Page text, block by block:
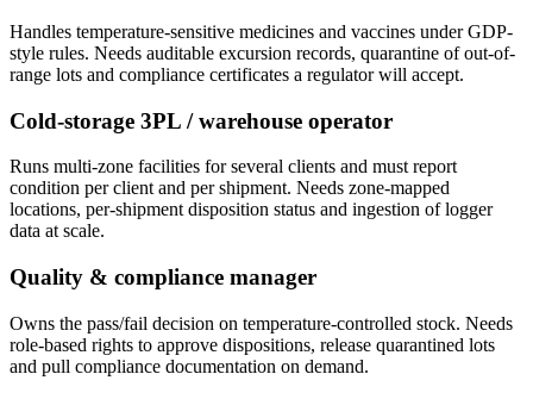
Handles temperature-sensitive medicines and vaccines under GDP-
style rules. Needs auditable excursion records, quarantine of out-of-
range lots and compliance certificates a regulator will accept.
Cold-storage 3PL / warehouse operator
Runs multi-zone facilities for several clients and must report
condition per client and per shipment. Needs zone-mapped
locations, per-shipment disposition status and ingestion of logger
data at scale.
Quality & compliance manager
Owns the pass/fail decision on temperature-controlled stock. Needs
role-based rights to approve dispositions, release quarantined lots
and pull compliance documentation on demand.